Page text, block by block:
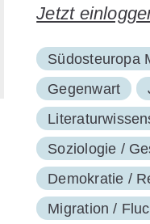
Jetzt
Südosteuropa
Gegenwart
Soziologie /
Demokratie /
Migration /